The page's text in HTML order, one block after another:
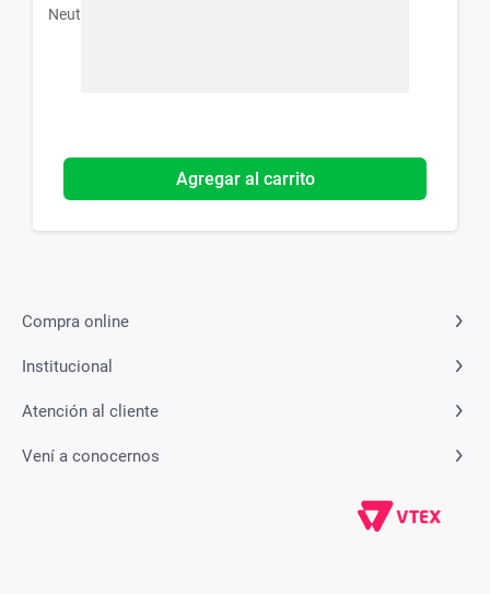
Neutrogena
Agregar al carrito
Compra online
Institucional
Atención al cliente
Vení a conocernos